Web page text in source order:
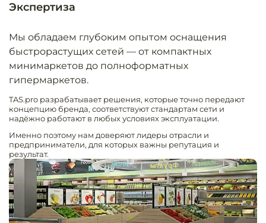
Торговое и
Оснащение
отелей
Экспертиза
Мы обладаем глубоким опытом оснащения
быстрорастущих сетей — от компактных
минимаркетов до полноформатных
гипермаркетов.
TAS.pro разрабатывает решения, которые точно передают
концепцию бренда, соответствуют стандартам сети и
надёжно работают в любых условиях эксплуатации.
Именно поэтому нам доверяют лидеры отрасли и
предприниматели, для которых важны репутация и
результат.